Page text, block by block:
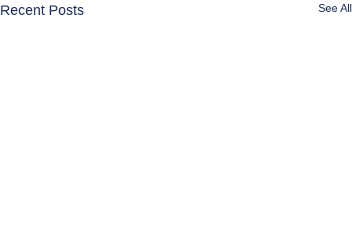
Recent Posts See All